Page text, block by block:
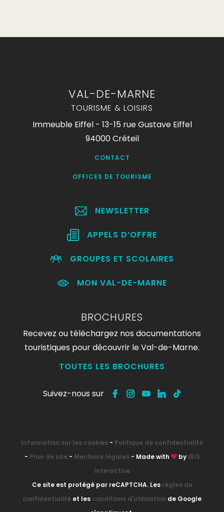
VAL-DE-MARNE
TOURISME & LOISIRS
Immeuble Eiffel - 13-15 rue Gustave Eiffel
94000 Créteil
CONTACT
OFFICES DE TOURISME
NEWSLETTER
APPELS D’OFFRE
GROUPES ET SCOLAIRES
MON VAL-DE-MARNE
BROCHURES
Recevez ou téléchargez nos documentations
touristiques pour découvrir le Val-de-Marne.
TOUTES LES BROCHURES
Suivez-nous sur
Information sur les cookies - Politique de confidentialité
- Plan de site- Mentions légales- Made with by IRIS
Interactive
Ce site est protégé par reCAPTCHA. Les règles de
confidentialité et les conditions d'utilisation de Google